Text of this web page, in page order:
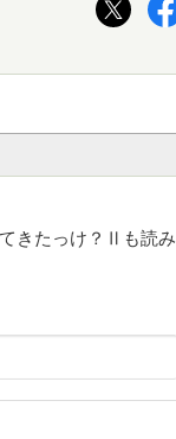
きたっけ？Ⅱも読み